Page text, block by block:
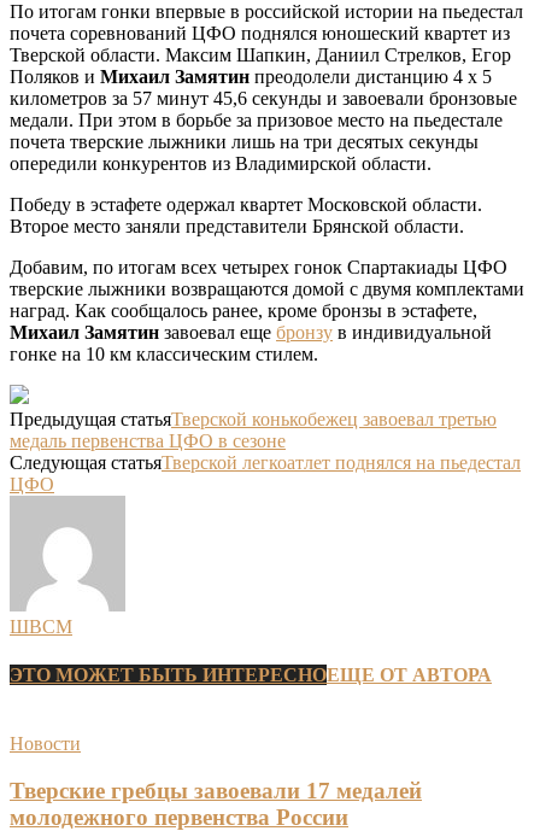
По итогам гонки впервые в российской истории на пьедестал
почета соревнований ЦФО поднялся юношеский квартет из
Тверской области. Максим Шапкин, Даниил Стрелков, Егор
Поляков и Михаил Замятин преодолели дистанцию 4 х 5
километров за 57 минут 45,6 секунды и завоевали бронзовые
медали. При этом в борьбе за призовое место на пьедестале
почета тверские лыжники лишь на три десятых секунды
опередили конкурентов из Владимирской области.
Победу в эстафете одержал квартет Московской области.
Второе место заняли представители Брянской области.
Добавим, по итогам всех четырех гонок Спартакиады ЦФО
тверские лыжники возвращаются домой с двумя комплектами
наград. Как сообщалось ранее, кроме бронзы в эстафете,
Михаил Замятин завоевал еще бронзу в индивидуальной
гонке на 10 км классическим стилем.
Предыдущая статьяТверской конькобежец завоевал третью
медаль первенства ЦФО в сезоне
Следующая статьяТверской легкоатлет поднялся на пьедестал
ЦФО
ШВСМ
ЭТО МОЖЕТ БЫТЬ ИНТЕРЕСНОЕЩЕ ОТ АВТОРА
Новости
Тверские гребцы завоевали 17 медалей
молодежного первенства России